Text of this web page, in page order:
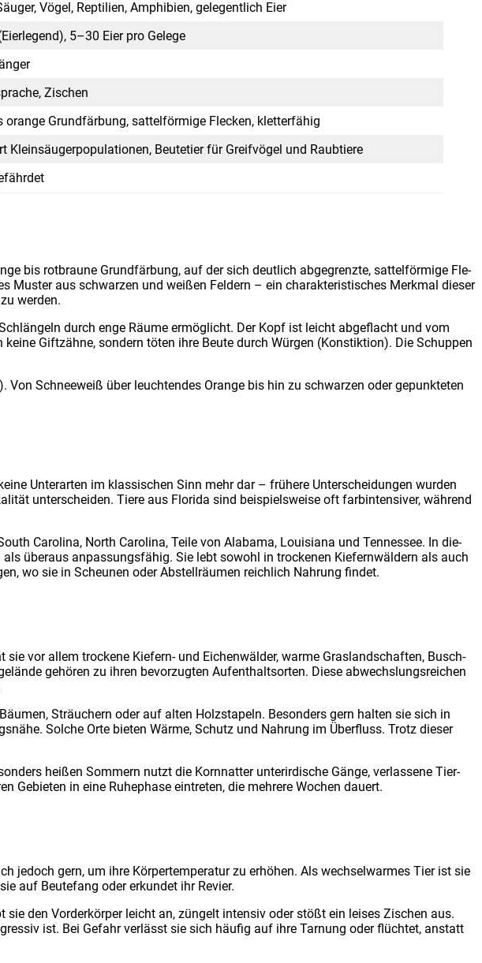
Vögel, Rep­ti­li­en, Amphi­bi­en, gele­gent­lich Eier
5–30 Eier pro Gele­ge
Zischen
oran­ge Grund­fär­bung, sat­tel­för­mi­ge Fle­cken, klet­ter­fä­hig
Klein­säu­ger­po­pu­la­tio­nen, Beu­te­tier für Greif­vö­gel und Raub­tie­re
bis rot­brau­ne Grund­fär­bung, auf der sich deut­lich abge­grenz­te, sat­tel­för­mi­ge Fle­
Mus­ter aus schwar­zen und wei­ßen Fel­dern – ein cha­rak­te­ris­ti­sches Merk­mal die­ser
wer­den.
durch enge Räu­me ermög­licht. Der Kopf ist leicht abge­flacht und vom
Gift­zäh­ne, son­dern töten ihre Beu­te durch Wür­gen (Kon­stik­ti­on). Die Schup­pen
Schnee­weiß über leuch­ten­des Oran­ge bis hin zu schwar­zen oder gepunk­te­ten
Unter­ar­ten im klas­si­schen Sinn mehr dar – frü­he­re Unter­schei­dun­gen wur­den
unter­schei­den. Tie­re aus Flo­ri­da sind bei­spiels­wei­se oft farb­in­ten­si­ver, wäh­rend
Caro­li­na, North Caro­li­na, Tei­le von Ala­ba­ma, Loui­sia­na und Ten­nes­see. In die­
über­aus anpas­sungs­fä­hig. Sie lebt sowohl in tro­cke­nen Kie­fern­wäl­dern als auch
wo sie in Scheu­nen oder Abstell­räu­men reich­lich Nah­rung fin­det.
vor allem tro­cke­ne Kie­fern- und Eichen­wäl­der, war­me Gras­land­schaf­ten, Busch­
gehö­ren zu ihren bevor­zug­ten Auf­ent­halts­or­ten. Die­se abwechs­lungs­rei­chen
Sträu­chern oder auf alten Holz­sta­peln. Beson­ders gern hal­ten sie sich in
Sol­che Orte bie­ten Wär­me, Schutz und Nah­rung im Über­fluss. Trotz die­ser
hei­ßen Som­mern nutzt die Korn­nat­ter unter­ir­di­sche Gän­ge, ver­las­se­ne Tier­
Gebie­ten in eine Ruhe­pha­se ein­tre­ten, die meh­re­re Wochen dau­ert.
jedoch gern, um ihre Kör­per­tem­pe­ra­tur zu erhö­hen. Als wech­sel­war­mes Tier ist sie
auf Beu­te­fang oder erkun­det ihr Revier.
den Vor­der­kör­per leicht an, zün­gelt inten­siv oder stößt ein lei­ses Zischen aus.
ist. Bei Gefahr ver­lässt sie sich häu­fig auf ihre Tar­nung oder flüch­tet, anstatt